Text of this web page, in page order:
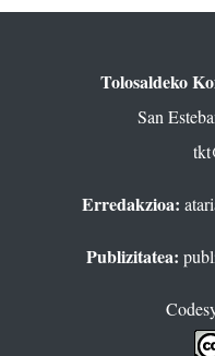
Tolosaldeko
San
Erredakzioa:
Publizitatea: